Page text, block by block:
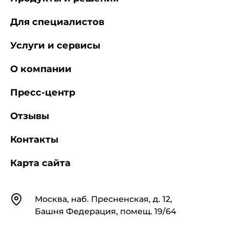
оральный. Кроме того, возможна передача
вируса окружающим воздушно-капельным
2.3. Первичное размножение и накопление
вирус попадает в лимфатическую систему и в
2.4. Распространение вируса может
развитие различных клинических форм
2.5. Инаппарантная форма полиомиелита,
без каких-либо клинических проявлений
КонтактыМосква, наб. Пресненская, д. 12,
Башня Федерация, помещ. 19/64
Для специалистов
Услуги и сервисы
О компании
Пресс-центр
Отзывы
Контакты
Карта сайта